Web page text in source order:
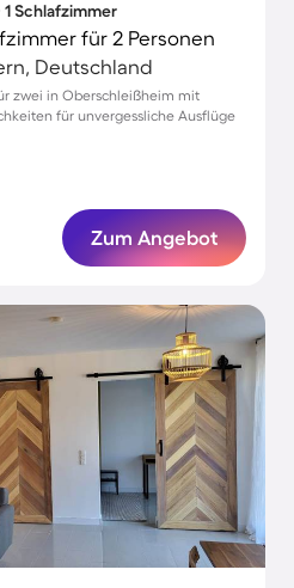
1 Schlafzimmer
für 2 Personen
Deutschland
zwei in Oberschleißheim mit
für unvergessliche Ausflüge
Zum Angebot